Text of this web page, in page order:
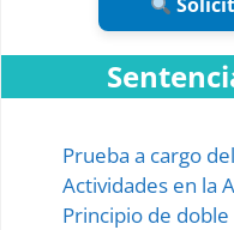
Prueba a cargo
Actividades en la
Principio de